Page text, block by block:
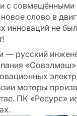
с
слово в
инноваций не
— русский
«Совэлмаш»
моторы
ПК «Ресурс»